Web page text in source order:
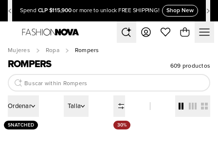
Spend CLP $115,900 or more to unlock FREE SHIPPING! Shop New
Mujeres Ropa Rompers
ROMPERS 609 productos
Ordenar Talla
SNATCHED 30%